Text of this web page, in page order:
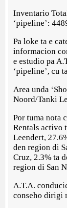
Inventario
‘pipeline’:
Pa loke ta e
informacion
e estudio pa
‘pipeline’, cu
Area unda
Noord/Tanki
Por tuma nota
Rentals activo
Leendert,
den region di
Cruz, 2.3% ta
region di San
A.T.A.
conseho dirigi